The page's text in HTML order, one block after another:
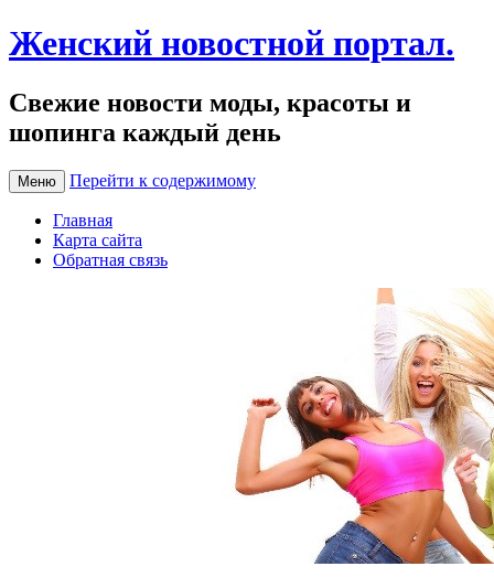
Женский новостной портал.
Свежие новости моды, красоты и
шопинга каждый день
Меню Перейти к содержимому
Главная
Карта сайта
Обратная связь